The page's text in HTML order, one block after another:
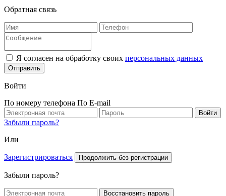
Обратная связь
Я согласен на обработку своих персональных данных
Отправить
Войти
По номеру телефона По E-mail
Забыли пароль?
Или
Зарегистрироваться Продолжить без регистрации
Забыли пароль?